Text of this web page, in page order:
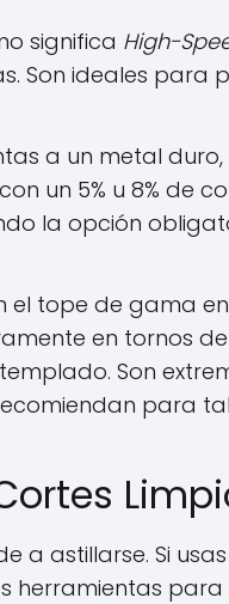
significa High-
Son ideales para
a un metal duro,
un 5% u 8% de
la opción
el tope de gama
en tornos
Son
para
a astillarse. Si
herramientas